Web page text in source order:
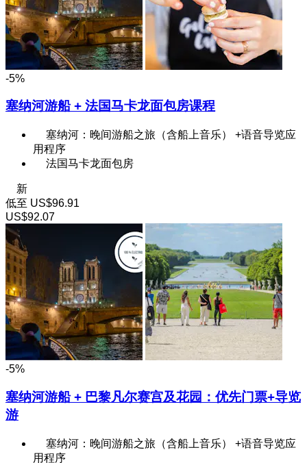
-5%
塞纳河游船 + 法国马卡龙面包房课程
塞纳河：晚间游船之旅（含船上音乐） +语音导览应
用程序
法国马卡龙面包房
新
低至 US$96.91
US$92.07
-5%
塞纳河游船 + 巴黎凡尔赛宫及花园：优先门票+导览
游
塞纳河：晚间游船之旅（含船上音乐） +语音导览应
用程序